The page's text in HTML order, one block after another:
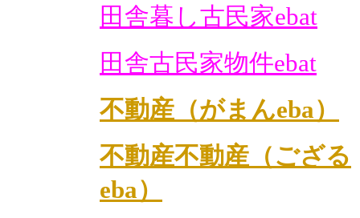
田舎暮し古民家ebat
田舎古民家物件ebat
不動産（がまんeba）
不動産不動産（ござる
eba）